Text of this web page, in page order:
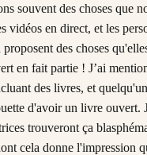
souvent des choses que
vidéos en direct, et les
des choses
en fait partie ! J’ai
des livres, et
d'avoir un livre ouvert.
trouveront ça
cela donne l'impression